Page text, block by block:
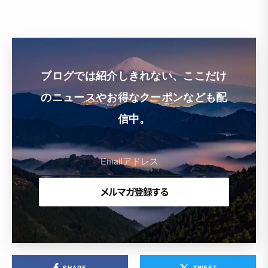
ブログでは紹介しきれない、ここだけ
のニュースやお得なクーポンなども配
信中。